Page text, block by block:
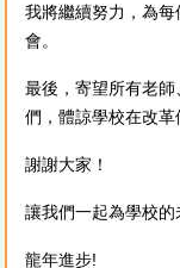
我將繼續努力，為
會。
最後，寄望所有老
們，體諒學校在改革
謝謝大家！
讓我們一起為學校
龍年進步!